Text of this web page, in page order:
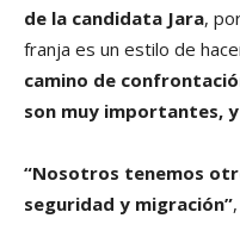
de la candidata Jara,
franja es un estilo de
camino de
son muy importantes,
“Nosotros tenemos
seguridad y migración”